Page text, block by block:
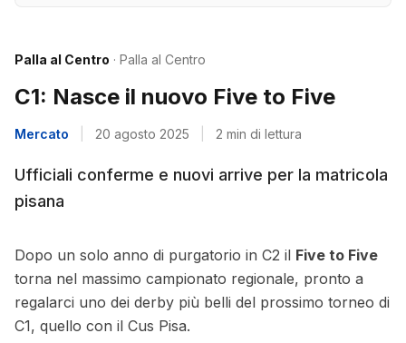
Palla al Centro · Palla al Centro
C1: Nasce il nuovo Five to Five
Mercato 20 agosto 2025 2 min di lettura
Ufficiali conferme e nuovi arrive per la matricola
pisana
Dopo un solo anno di purgatorio in C2 il Five to Five
torna nel massimo campionato regionale, pronto a
regalarci uno dei derby più belli del prossimo torneo di
C1, quello con il Cus Pisa.